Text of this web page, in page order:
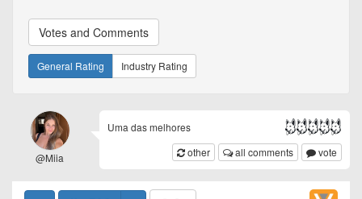
Votes and Comments
General Rating Industry Rating
@Miia
Uma das melhores
other
all comments vote